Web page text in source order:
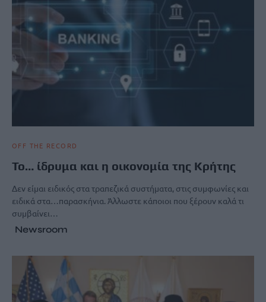
OFF THE RECORD
Το… ίδρυμα και η οικονομία της Κρήτης
Δεν είμαι ειδικός στα τραπεζικά συστήματα, στις συμφωνίες και
ειδικά στα…παρασκήνια. Άλλωστε κάποιοι που ξέρουν καλά τι
συμβαίνει…
Newsroom